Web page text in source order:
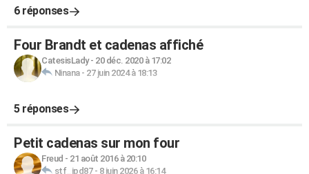
6 réponses
Four Brandt et cadenas affiché
CatesisLady- 20 déc. 2020 à 17:02
Ninana- 27 juin 2024 à 18:13
5 réponses
Petit cadenas sur mon four
Freud - 21 août 2016 à 20:10
stf_jpd87- 8 juin 2026 à 16:14